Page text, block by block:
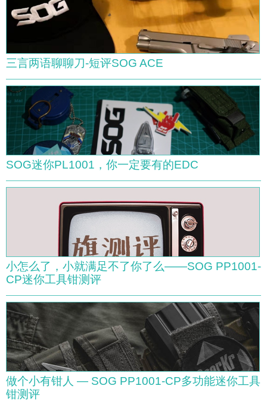
三言两语聊聊刀-短评SOG ACE
SOG迷你PL1001，你一定要有的EDC
小怎么了，小就满足不了你了么——SOG PP1001-
CP迷你工具钳测评
做个小有钳人 — SOG PP1001-CP多功能迷你工具
钳测评